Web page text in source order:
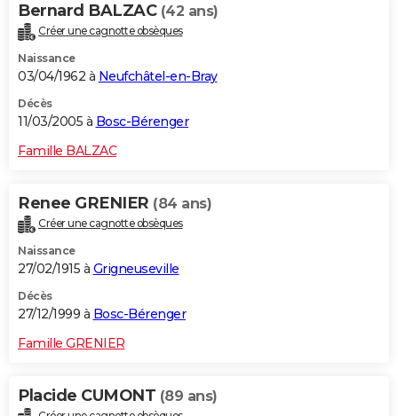
Bernard BALZAC (42 ans)
Créer une cagnotte obsèques
Naissance
03/04/1962 à Neufchâtel-en-Bray
Décès
11/03/2005 à Bosc-Bérenger
Famille BALZAC
Renee GRENIER (84 ans)
Créer une cagnotte obsèques
Naissance
27/02/1915 à Grigneuseville
Décès
27/12/1999 à Bosc-Bérenger
Famille GRENIER
Placide CUMONT (89 ans)